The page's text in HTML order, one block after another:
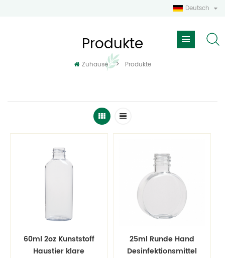
Deutsch
Produkte
Zuhause > Produkte
60ml 2oz Kunststoff
Haustier klare
25ml Runde Hand
Desinfektionsmittel